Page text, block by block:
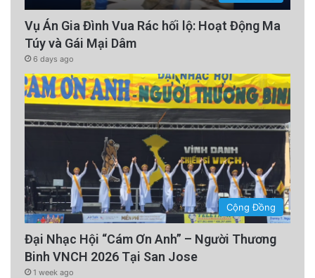
Vụ Án Gia Đình Vua Rác hối lộ: Hoạt Động Ma
Túy và Gái Mại Dâm
6 days ago
Cộng Đồng
Đại Nhạc Hội “Cám Ơn Anh” – Người Thương
Binh VNCH 2026 Tại San Jose
1 week ago